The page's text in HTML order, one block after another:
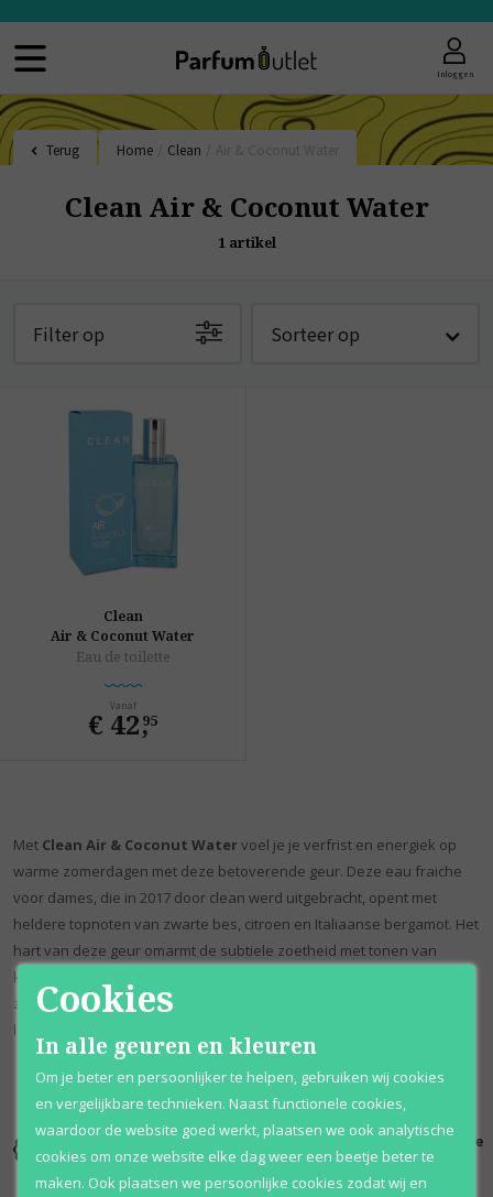
Inloggen
Terug Home Clean
Clean Air & Coconut Water
1 artikel
Filter op Sorteer op
Clean
Air & Coconut Water
Eau de toilette
Vanaf
€ 42,
95
Met Clean Air & Coconut Watervoel je je verfrist en energiek op
warme zomerdagen met deze betoverende geur. Deze eau fraiche
voor dames, die in 2017 door clean werd uitgebracht, opent met
heldere topnoten van zwarte bes, citroen en Italiaanse bergamot. Het
hart van deze geur omarmt de subtiele zoetheid met tonen van
kokosnoot, roos en fresia. Een rijke basis van tonkaboon,
zonnenoten en musk geeft het karakter en diepte voor een heerlijke,
langdurige geur voor overdag.
Kortingen
tot wel 70%
Al 12 jaar
voordelig
100% originele
parfums
Cookies
In alle geuren en kleuren
Om je beter en persoonlijker te helpen, gebruiken wij cookies
en vergelijkbare technieken. Naast functionele cookies,
waardoor de website goed werkt, plaatsen we ook analytische
cookies om onze website elke dag weer een beetje beter te
maken. Ook plaatsen we persoonlijke cookies zodat wij en